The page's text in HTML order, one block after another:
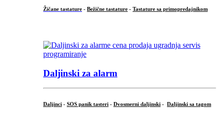
Žičane tastature - Bežične tastature - Tastature sa primopredajnikom
Daljinski za alarm
Daljinci - SOS panik tasteri - Dvosmerni daljinski - Daljinski sa tagom